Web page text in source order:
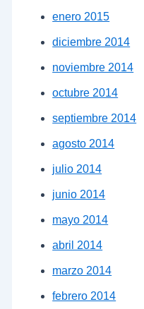
enero 2015
diciembre 2014
noviembre 2014
octubre 2014
septiembre 2014
agosto 2014
julio 2014
junio 2014
mayo 2014
abril 2014
marzo 2014
febrero 2014